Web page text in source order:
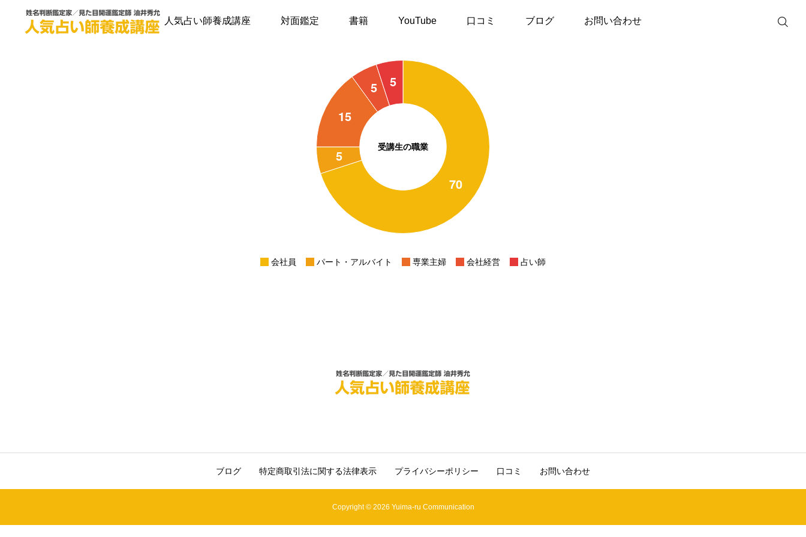
人気占い師養成講座 対面鑑定 書籍 YouTube 口コミ ブログ お問い合わせ
受講生の職業
会社員 パート・アルバイト 専業主婦 会社経営 占い師
ブログ 特定商取引法に関する法律表示 プライバシーポリシー 口コミ お問い合わせ
Copyright © 2026 Yuima-ru Communication